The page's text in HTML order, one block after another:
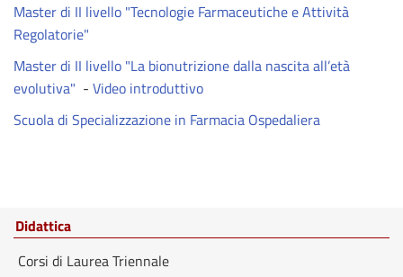
Master di II livello "Tecnologie Farmaceutiche e Attività
Regolatorie"
Master di II livello "La bionutrizione dalla nascita all’età
evolutiva" - Video introduttivo
Scuola di Specializzazione in Farmacia Ospedaliera
Didattica
Corsi di Laurea Triennale